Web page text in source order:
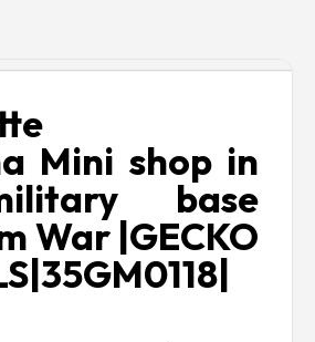
Mini shop in
base
War |GECKO